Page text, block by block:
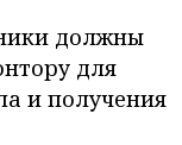
должны
для
и получения